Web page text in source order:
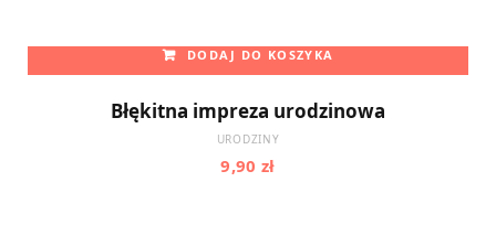
DODAJ DO KOSZYKA
Błękitna impreza urodzinowa
URODZINY
9,90 zł